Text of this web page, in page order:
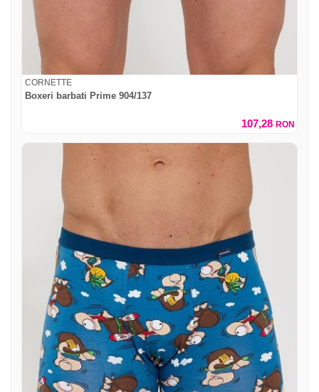
CORNETTE
Boxeri barbati Prime 904/137
107,28 RON